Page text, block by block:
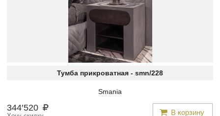
Тумба прикроватная - smn/228
Smania
344′520 В корзину